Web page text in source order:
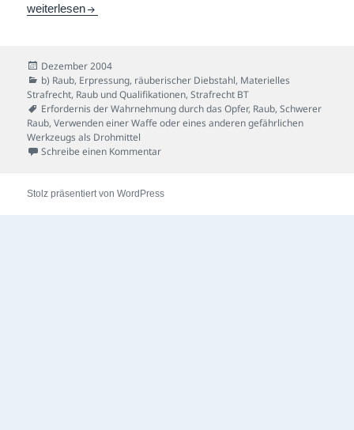
Schraubenzieher-Fall
weiterlesen
Veröffentlicht
am
Dezember 2004
Kategorien
b) Raub, Erpressung, räuberischer Diebstahl, Materielles
Strafrecht, Raub und Qualifikationen,Strafrecht BT
Schlagwörter
Erfordernis der Wahrnehmung durch das Opfer, Raub,Schwerer
Raub,Verwenden einer Waffe oder eines anderen gefährlichen
Werkzeugs als Drohmittel
Schreibe einen Kommentarzu Schraubenzieher-Fall
Stolz präsentiert von WordPress